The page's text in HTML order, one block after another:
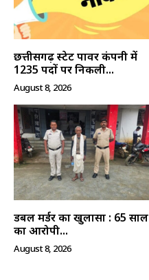
क्विक लिंक्स
मुख्य पेज
संपर्क करें
छत्तीसगढ़ स्टेट पावर कंपनी में
1235 पदों पर निकली...
August 8, 2026
डबल मर्डर का खुलासा : 65 साल
का आरोपी...
August 8, 2026